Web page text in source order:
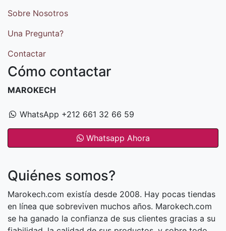
Sobre Nosotros
Una Pregunta?
Contactar
Cómo contactar
MAROKECH
WhatsApp +212 661 32 66 59
Whatsapp Ahora
Quiénes somos?
Marokech.com existía desde 2008. Hay pocas tiendas
en línea que sobreviven muchos años. Marokech.com
se ha ganado la confianza de sus clientes gracias a su